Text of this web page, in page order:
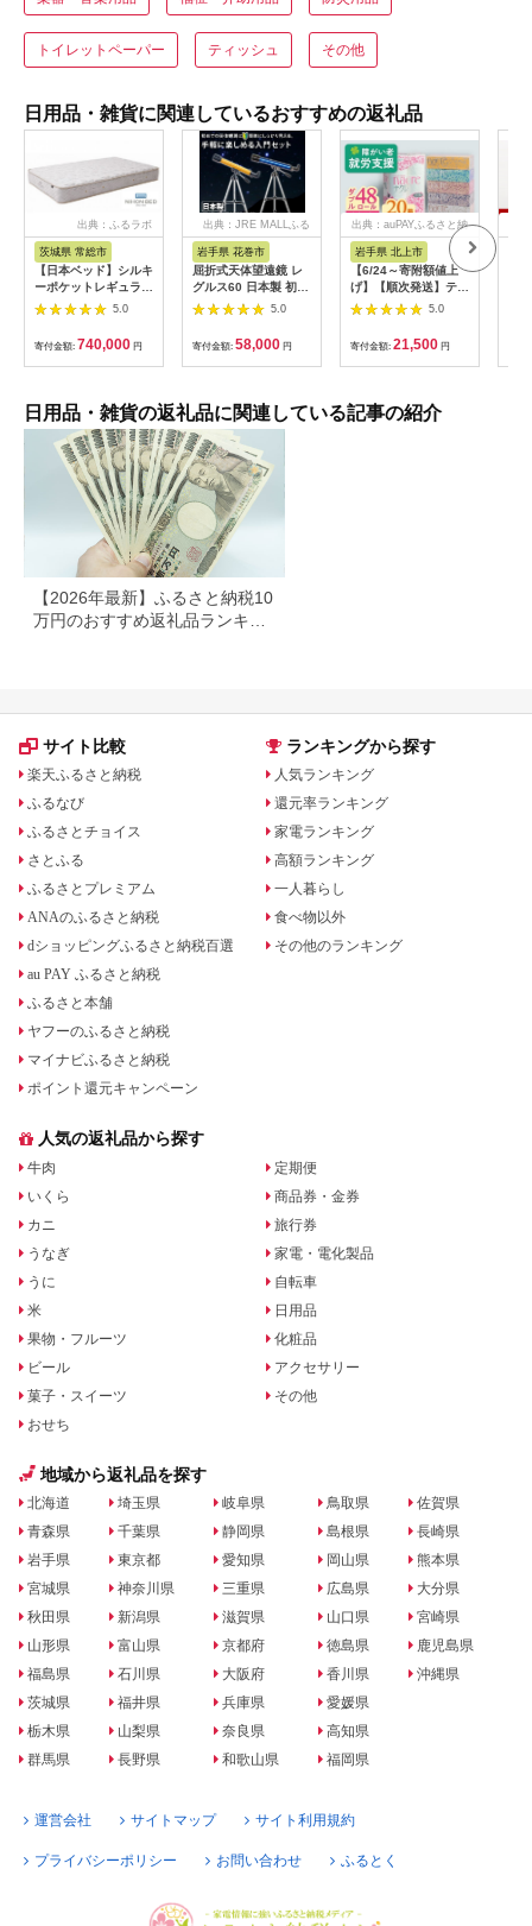
トイレットペーパー ティッシュ その他
日用品・雑貨に関連しているおすすめの返礼品
出典：ふるラボ
茨城県 常総市
【日本ベッド】シルキ
ーポケットレギュラー
11334 シングル 日本
ベッド シルキーポケ
ットレギュラー シン
グル 通気性 ロングセ
ラー 放湿性 ※沖縄
5.0
寄付金額: 740,000 円
出典：JRE MALLふる
さと納税
岩手県 花巻市
屈折式天体望遠鏡 レ
グルス60 日本製 初心
者用 スマホ撮影 (カラ
ー：オレンジ）
【1835-2】
5.0
寄付金額: 58,000 円
出典：auPAYふるさと納
岩手県 北上市
【6/24～寄附額値上
げ】【順次発送】ティ
ッシュペーパー 20箱
＆ トイレットロール
(ダブル) 48個 福祉施
設支援 日用品 常備品
備蓄品 box ちり紙 テ
ィッシュ パルプ
100％ 無香料 1箱
5.0
寄付金額: 21,500 円
日用品・雑貨の返礼品に関連している記事の紹介
【2026年最新】ふるさと納税10
万円のおすすめ返礼品ランキン
サイト比較
楽天ふるさと納税
ふるなび
ふるさとチョイス
さとふる
ふるさとプレミアム
ANAのふるさと納税
dショッピングふるさと納税百選
au PAY ふるさと納税
ふるさと本舗
ヤフーのふるさと納税
マイナビふるさと納税
ポイント還元キャンペーン
ランキングから探す
人気ランキング
還元率ランキング
家電ランキング
高額ランキング
一人暮らし
食べ物以外
その他のランキング
人気の返礼品から探す
牛肉
いくら
カニ
うなぎ
うに
米
果物・フルーツ
ビール
菓子・スイーツ
おせち
定期便
商品券・金券
旅行券
家電・電化製品
自転車
日用品
化粧品
アクセサリー
その他
地域から返礼品を探す
北海道
青森県
岩手県
宮城県
秋田県
山形県
福島県
茨城県
栃木県
群馬県
埼玉県
千葉県
東京都
神奈川県
新潟県
富山県
石川県
福井県
山梨県
長野県
岐阜県
静岡県
愛知県
三重県
滋賀県
京都府
大阪府
兵庫県
奈良県
和歌山県
鳥取県
島根県
岡山県
広島県
山口県
徳島県
香川県
愛媛県
高知県
福岡県
佐賀県
長崎県
熊本県
大分県
宮崎県
鹿児島県
沖縄県
運営会社 サイトマップ サイト利用規約
プライバシーポリシー お問い合わせ ふるとく